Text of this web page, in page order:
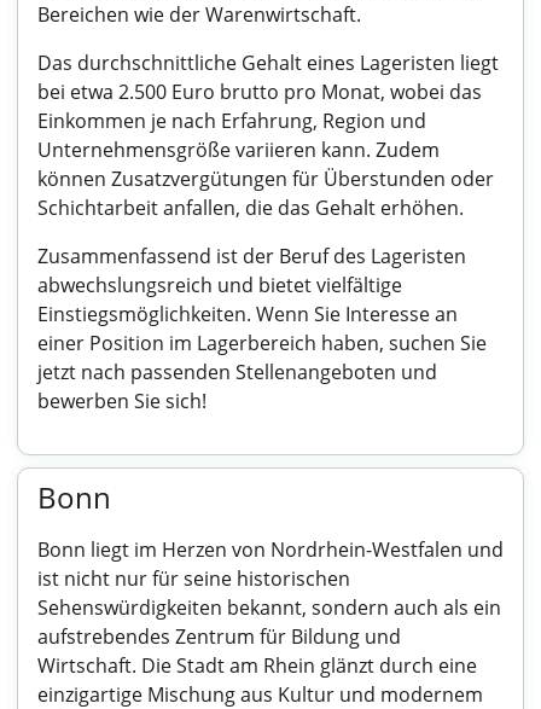
Bereichen wie der Warenwirtschaft.
Das durchschnittliche Gehalt eines Lageristen liegt
bei etwa 2.500 Euro brutto pro Monat, wobei das
Einkommen je nach Erfahrung, Region und
Unternehmensgröße variieren kann. Zudem
können Zusatzvergütungen für Überstunden oder
Schichtarbeit anfallen, die das Gehalt erhöhen.
Zusammenfassend ist der Beruf des Lageristen
abwechslungsreich und bietet vielfältige
Einstiegsmöglichkeiten. Wenn Sie Interesse an
einer Position im Lagerbereich haben, suchen Sie
jetzt nach passenden Stellenangeboten und
bewerben Sie sich!
Bonn
Bonn liegt im Herzen von Nordrhein-Westfalen und
ist nicht nur für seine historischen
Sehenswürdigkeiten bekannt, sondern auch als ein
aufstrebendes Zentrum für Bildung und
Wirtschaft. Die Stadt am Rhein glänzt durch eine
einzigartige Mischung aus Kultur und modernem